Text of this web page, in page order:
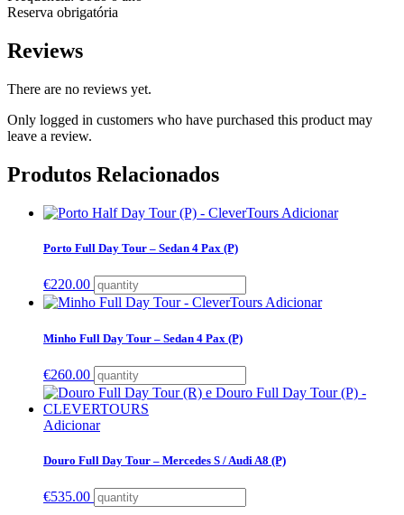
Reserva obrigatória
Reviews
There are no reviews yet.
Only logged in customers who have purchased this product may
leave a review.
Produtos Relacionados
Adicionar
Porto Full Day Tour – Sedan 4 Pax (P)
€220.00
Adicionar
Minho Full Day Tour – Sedan 4 Pax (P)
€260.00
Adicionar
Douro Full Day Tour – Mercedes S / Audi A8 (P)
€535.00